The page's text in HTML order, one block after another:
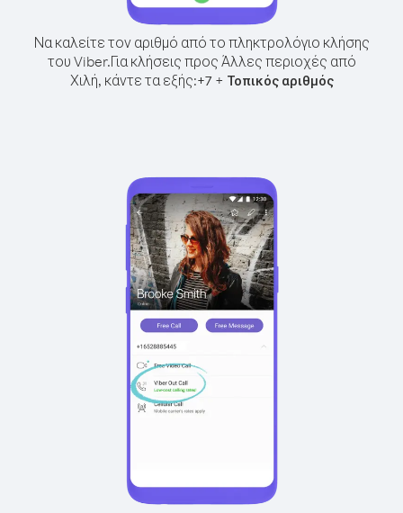
Να καλείτε τον αριθμό από το πληκτρολόγιο κλήσης
του Viber.Για κλήσεις προς Άλλες περιοχές από
Χιλή, κάντε τα εξής:+7+ Τοπικός αριθμός